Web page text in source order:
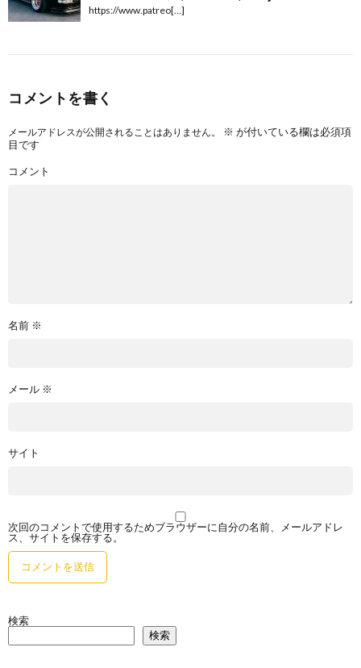
https://www.patreo[…]
コメントを書く
メールアドレスが公開されることはありません。 ※ が付いている欄は必須項
目です
コメント
名前 ※
メール ※
サイト
次回のコメントで使用するためブラウザーに自分の名前、メールアドレ
ス、サイトを保存する。
検索
検索